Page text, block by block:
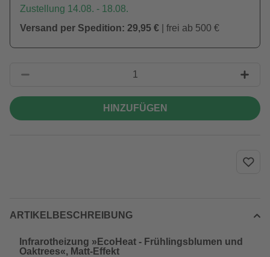
Zustellung 14.08. - 18.08.
Versand per Spedition: 29,95 € | frei ab 500 €
HINZUFÜGEN
ARTIKELBESCHREIBUNG
Infrarotheizung »EcoHeat - Frühlingsblumen und
Oaktrees«, Matt-Effekt